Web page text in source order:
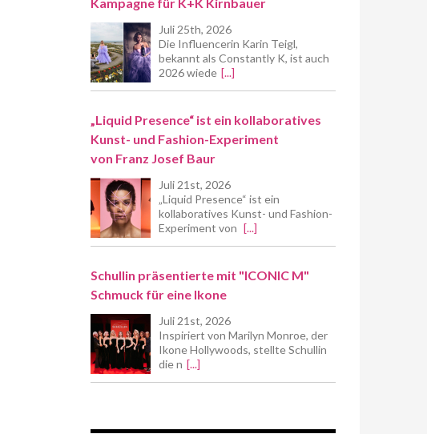
Juli 25th, 2026
Die Influencerin Karin Teigl,
bekannt als Constantly K, ist auch
2026 wiede [...]
„Liquid Presence“ ist ein kollaboratives
Kunst- und Fashion-Experiment
von Franz Josef Baur
Juli 21st, 2026
„Liquid Presence“ ist ein
kollaboratives Kunst- und Fashion-
Experiment von [...]
Schullin präsentierte mit "ICONIC M"
Schmuck für eine Ikone
Juli 21st, 2026
Inspiriert von Marilyn Monroe, der
Ikone Hollywoods, stellte Schullin
die n [...]